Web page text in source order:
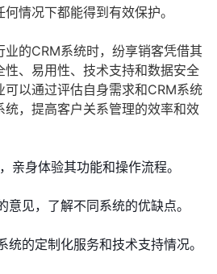
情况下都能得到有效保护。
业的CRM系统时，纷享销客凭借其
、易用性、技术支持和数据安全
以通过评估自身需求和CRM系统
统，提高客户关系管理的效率和效
亲身体验其功能和操作流程。
意见，了解不同系统的优缺点。
统的定制化服务和技术支持情况。